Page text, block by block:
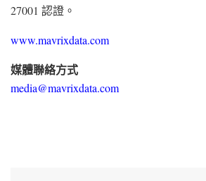
27001 認證。
www.mavrixdata.com
媒體聯絡方式
media@mavrixdata.com